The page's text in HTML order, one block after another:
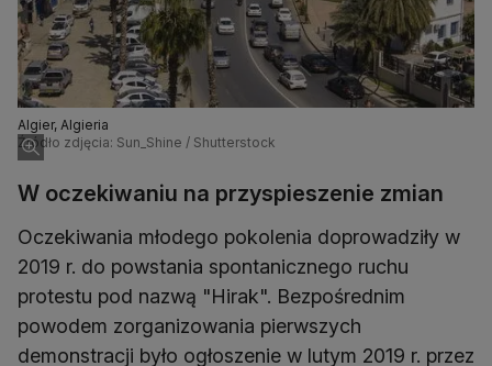
Algier, Algieria
Źródło zdjęcia: Sun_Shine / Shutterstock
W oczekiwaniu na przyspieszenie zmian
Oczekiwania młodego pokolenia doprowadziły w
2019 r. do powstania spontanicznego ruchu
protestu pod nazwą "Hirak". Bezpośrednim
powodem zorganizowania pierwszych
demonstracji było ogłoszenie w lutym 2019 r. przez